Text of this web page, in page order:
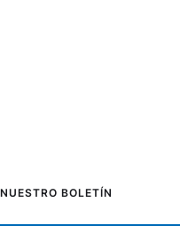
BOLETÍN